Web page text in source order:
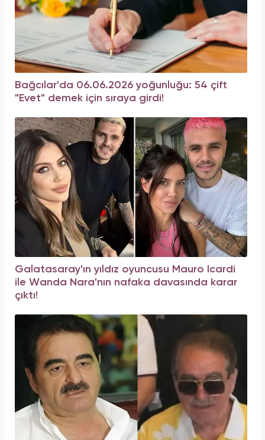
Bağcılar'da 06.06.2026 yoğunluğu: 54 çift
"Evet" demek için sıraya girdi!
Galatasaray'ın yıldız oyuncusu Mauro Icardi
ile Wanda Nara'nın nafaka davasında karar
çıktı!